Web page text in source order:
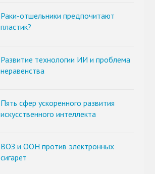
Раки-отшельники предпочитают
пластик?
Развитие технологии ИИ и проблема
неравенства
Пять сфер ускоренного развития
искусственного интеллекта
ВОЗ и ООН против электронных
сигарет